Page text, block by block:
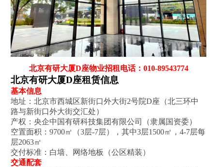
北京有研大厦D座物业招租电话：010-89543774
北京有研大厦D座租赁信息
基本信息‌
地址‌：北京市西城区新街口外大街2号院D座（北三环中
路与新街口外大街交汇处）
产权‌：央企中国有研科技集团有限公司（隶属国资委）
空置面积‌：9700㎡（3层-7层），其中3层1500㎡，4-7层每
层2063㎡
交付标准‌：白墙、网络地板（公区精装）
交通配套‌